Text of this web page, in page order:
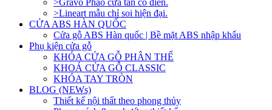
>Gravo Phào cửa tân cổ điển.
>Lineart mẫu chỉ soi hiện đại.
CỬA ABS HÀN QUỐC
Cửa gỗ ABS Hàn quốc | Bề mặt ABS nhập khẩu
Phụ kiện cửa gỗ
KHÓA CỬA GỖ PHÂN THỂ
KHOÁ CỬA GỖ CLASSIC
KHÓA TAY TRÒN
BLOG (NEWs)
Thiết kế nội thất theo phong thủy